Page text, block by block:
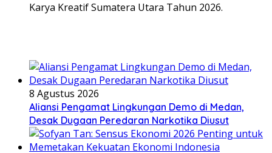
Karya Kreatif Sumatera Utara Tahun 2026.
8 Agustus 2026
Aliansi Pengamat Lingkungan Demo di Medan,
Desak Dugaan Peredaran Narkotika Diusut